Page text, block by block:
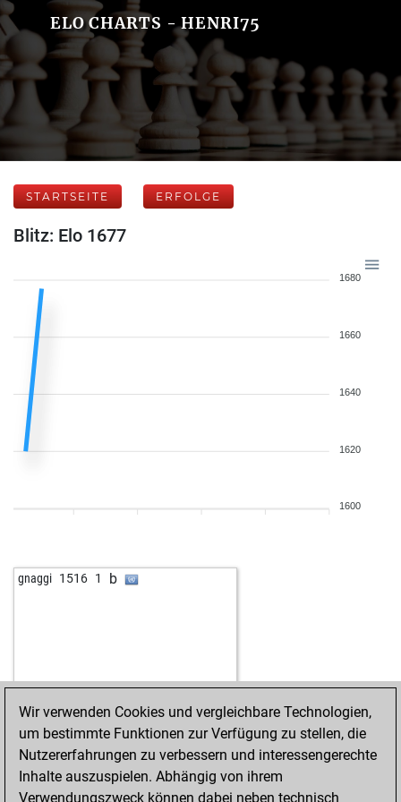
ELO CHARTS - HENRI75
STARTSEITE ERFOLGE
Blitz: Elo 1677
1680
1660
1640
1620
1600
gnaggi 1516 1 b
Wir verwenden Cookies und vergleichbare Technologien,
um bestimmte Funktionen zur Verfügung zu stellen, die
Nutzererfahrungen zu verbessern und interessengerechte
Inhalte auszuspielen. Abhängig von ihrem
Verwendungszweck können dabei neben technisch